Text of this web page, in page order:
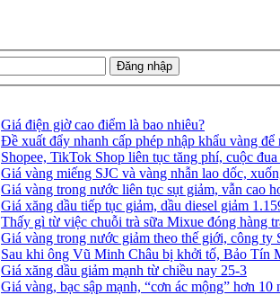
Giá điện giờ cao điểm là bao nhiêu?
Đề xuất đẩy nhanh cấp phép nhập khẩu vàng để
Shopee, TikTok Shop liên tục tăng phí, cuộc
Giá vàng miếng SJC và vàng nhẫn lao dốc,
Giá vàng trong nước liên tục sụt giảm, vẫn cao
Giá xăng dầu tiếp tục giảm, dầu diesel giảm
Thấy gì từ việc chuỗi trà sữa Mixue đóng hàng
Giá vàng trong nước giảm theo thế giới, công ty
Sau khi ông Vũ Minh Châu bị khởi tố, Bảo Tín
Giá xăng dầu giảm mạnh từ chiều nay 25-3
Giá vàng, bạc sập mạnh, “cơn ác mộng” hơn